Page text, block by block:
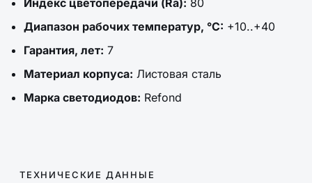
Индекс цветопередачи (Ra): 80
Диапазон рабочих температур, °C: +10..+40
Гарантия, лет: 7
Материал корпуса: Листовая сталь
Марка светодиодов: Refond
ТЕХНИЧЕСКИЕ ДАННЫЕ